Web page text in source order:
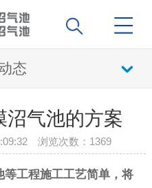
态
沼气池的方案
浏览次数： 1369
工程施工工艺简单，将